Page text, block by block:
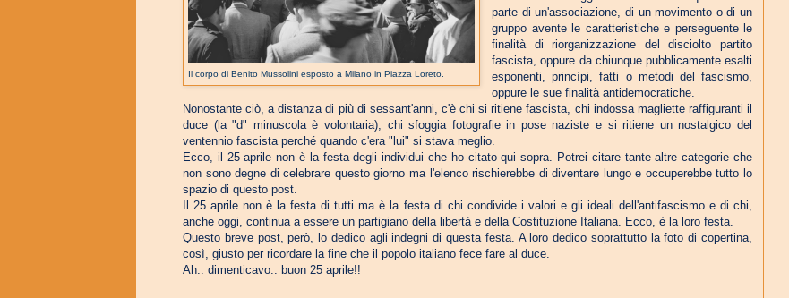
Il corpo di Benito Mussolini esposto a Milano in Piazza Loreto.
parte di un'associazione, di un movimento o di un
gruppo avente le caratteristiche e perseguente le
finalità di riorganizzazione del disciolto partito
fascista, oppure da chiunque pubblicamente esalti
esponenti, princìpi, fatti o metodi del fascismo,
oppure le sue finalità antidemocratiche.
Nonostante ciò, a distanza di più di sessant'anni, c'è chi si ritiene fascista, chi indossa magliette raffiguranti il
duce (la "d" minuscola è volontaria), chi sfoggia fotografie in pose naziste e si ritiene un nostalgico del
ventennio fascista perché quando c'era "lui" si stava meglio.
Ecco, il 25 aprile non è la festa degli individui che ho citato qui sopra. Potrei citare tante altre categorie che
non sono degne di celebrare questo giorno ma l'elenco rischierebbe di diventare lungo e occuperebbe tutto lo
spazio di questo post.
Il 25 aprile non è la festa di tutti ma è la festa di chi condivide i valori e gli ideali dell'antifascismo e di chi,
anche oggi, continua a essere un partigiano della libertà e della Costituzione Italiana. Ecco, è la loro festa.
Questo breve post, però, lo dedico agli indegni di questa festa. A loro dedico soprattutto la foto di copertina,
così, giusto per ricordare la fine che il popolo italiano fece fare al duce.
Ah.. dimenticavo.. buon 25 aprile!!